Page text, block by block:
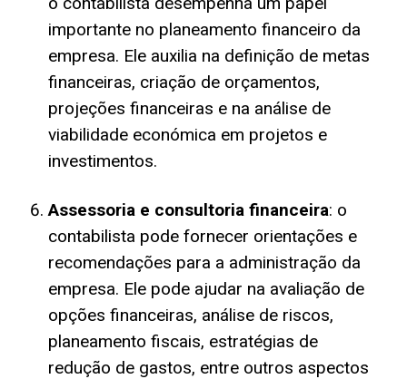
importante no planeamento financeiro da
empresa. Ele auxilia na definição de metas
financeiras, criação de orçamentos,
projeções financeiras e na análise de
viabilidade económica em projetos e
investimentos.
Assessoria e consultoria financeira: o
contabilista pode fornecer orientações e
recomendações para a administração da
empresa. Ele pode ajudar na avaliação de
opções financeiras, análise de riscos,
planeamento fiscais, estratégias de
redução de gastos, entre outros aspectos